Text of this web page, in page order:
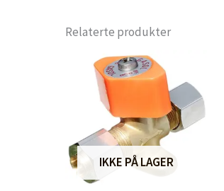
Relaterte produkter
IKKE PÅ LAGER